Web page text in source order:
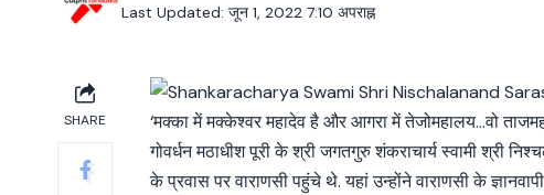
Last Updated: जून 1, 2022 7:10 अपराह्न
SHARE
‘मक्का में मक्केश्वर महादेव है और आगरा में तेजोमहालय…वो
गोवर्धन मठाधीश पूरी के श्री जगतगुरु शंकराचार्य स्वामी श्री
के प्रवास पर वाराणसी पहुंचे थे. यहां उन्होंने वाराणसी के